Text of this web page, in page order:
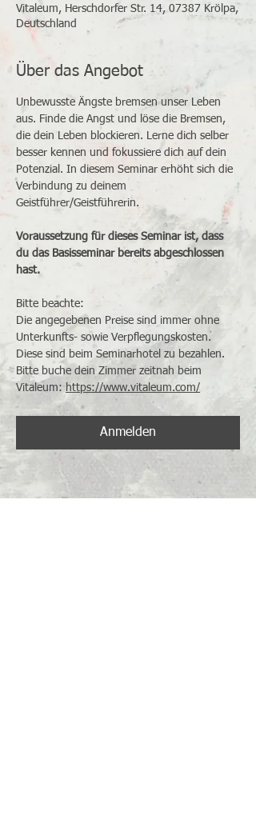
Vitaleum, Herschdorfer Str. 14, 07387 Krölpa,
Deutschland
Über das Angebot
Unbewusste Ängste bremsen unser Leben
aus. Finde die Angst und löse die Bremsen,
die dein Leben blockieren. Lerne dich selber
besser kennen und fokussiere dich auf dein
Potenzial. In diesem Seminar erhöht sich die
Verbindung zu deinem
Geistführer/Geistführerin.
Voraussetzung für dieses Seminar ist, dass
du das Basisseminar bereits abgeschlossen
hast.
Bitte beachte:
Die angegebenen Preise sind immer ohne
Unterkunfts- sowie Verpflegungskosten.
Diese sind beim Seminarhotel zu bezahlen.
Bitte buche dein Zimmer zeitnah beim
Vitaleum: https://www.vitaleum.com/
Anmelden